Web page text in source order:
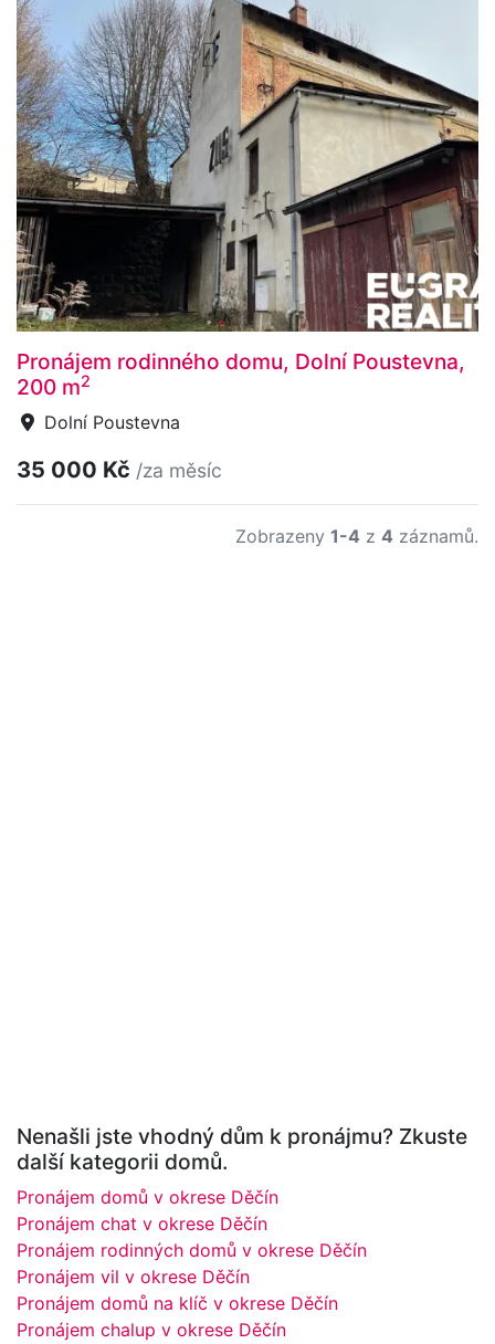
Pronájem rodinného domu, Dolní Poustevna,
200 m2
Dolní Poustevna
35 000 Kč /za měsíc
Zobrazeny 1-4 z 4 záznamů.
Nenašli jste vhodný dům k pronájmu? Zkuste
další kategorii domů.
Pronájem domů v okrese Děčín
Pronájem chat v okrese Děčín
Pronájem rodinných domů v okrese Děčín
Pronájem vil v okrese Děčín
Pronájem domů na klíč v okrese Děčín
Pronájem chalup v okrese Děčín